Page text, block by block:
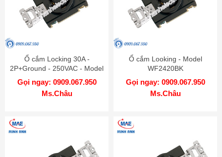
Ổ cắm Locking 30A -
2P+Ground - 250VAC - Model
WF2330B
Gọi ngay: 0909.067.950
Ms.Châu
Ổ cắm Looking - Model
WF2420BK
Gọi ngay: 0909.067.950
Ms.Châu